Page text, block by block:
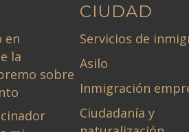
en
la
sobre
CIUDAD
Servicios de
Asilo
Inmigración
Ciudadanía y